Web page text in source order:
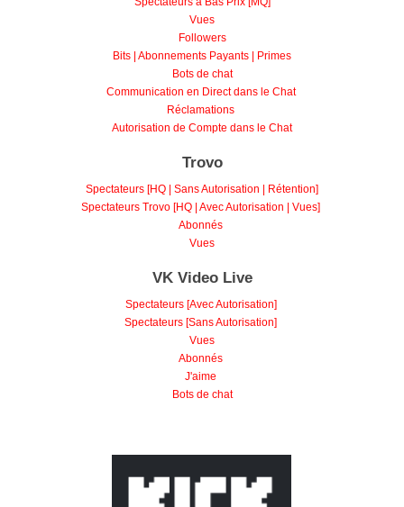
Vues
Followers
Bits | Abonnements Payants | Primes
Bots de chat
Communication en Direct dans le Chat
Réclamations
Autorisation de Compte dans le Chat
Trovo
Spectateurs [HQ | Sans Autorisation | Rétention]
Spectateurs Trovo [HQ | Avec Autorisation | Vues]
Abonnés
Vues
VK Video Live
Spectateurs [Avec Autorisation]
Spectateurs [Sans Autorisation]
Vues
Abonnés
J'aime
Bots de chat